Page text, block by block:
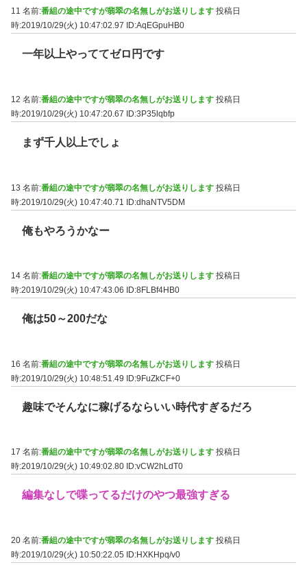
11 名前:番組の途中ですが翡翠の名無しがお送りします 投稿日
時:2019/10/29(火) 10:47:02.97
ID:AqEGpuHB0
一年以上やっててゼロ円です
12 名前:番組の途中ですが翡翠の名無しがお送りします 投稿日
時:2019/10/29(火) 10:47:20.67
ID:3P35lqbfp
まず千人以上でしょ
13 名前:番組の途中ですが翡翠の名無しがお送りします 投稿日
時:2019/10/29(火) 10:47:40.71 ID:dhaNTV5DM
俺もやろうかなー
14 名前:番組の途中ですが翡翠の名無しがお送りします 投稿日
時:2019/10/29(火) 10:47:43.06
ID:8FLBf4HB0
俺は50～200だな
16 名前:番組の途中ですが翡翠の名無しがお送りします 投稿日
時:2019/10/29(火) 10:48:51.49 ID:9FuZkCF+0
趣味でそんなに稼げるならいい時代すぎるだろ
17 名前:番組の途中ですが翡翠の名無しがお送りします 投稿日
時:2019/10/29(火) 10:49:02.80 ID:vCW2hLdT0
編集なしで喋ってるだけのやつ最強すぎる
20 名前:番組の途中ですが翡翠の名無しがお送りします 投稿日
時:2019/10/29(火) 10:50:22.05 ID:HXKHpq/v0